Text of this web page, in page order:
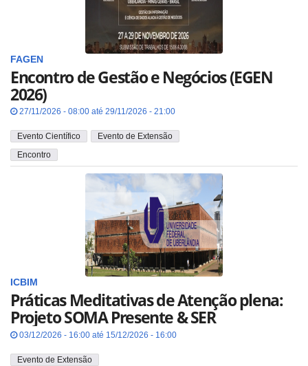
FAGEN
Encontro de Gestão e Negócios (EGEN
2026)
27/11/2026 - 08:00 até 29/11/2026 - 21:00
Evento Científico
Evento de Extensão
Encontro
ICBIM
Práticas Meditativas de Atenção plena:
Projeto SOMA Presente & SER
03/12/2026 - 16:00 até 15/12/2026 - 16:00
Evento de Extensão